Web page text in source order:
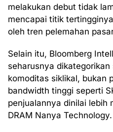
melakukan debut tidak
mencapai titik
oleh tren pelemahan
Selain itu, Bloomberg
seharusnya dikategorikan
komoditas siklikal, bukan
bandwidth tinggi seperti
penjualannya dinilai lebih
DRAM Nanya Technology.